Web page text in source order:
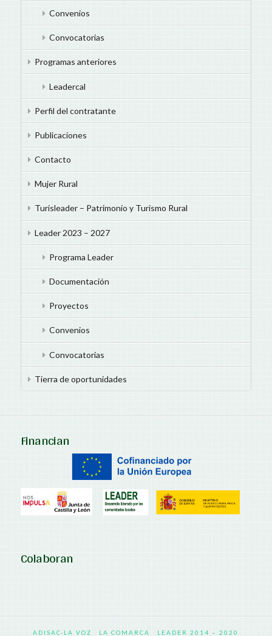
Convenios
Convocatorias
Programas anteriores
Leadercal
Perfil del contratante
Publicaciones
Contacto
Mujer Rural
Turisleader – Patrimonio y Turismo Rural
Leader 2023 – 2027
Programa Leader
Documentación
Proyectos
Convenios
Convocatorias
Tierra de oportunidades
Financian
Colaboran
ADISAC-LA VOZ LA COMARCA LEADER 2014 – 2020